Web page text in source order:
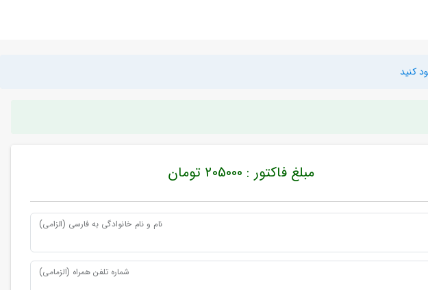
مبلغ فاکتور : 205000 تومان
نام و نام خانوادگی به فارسی (الزامی)
شماره تلفن همراه (الزمامی)